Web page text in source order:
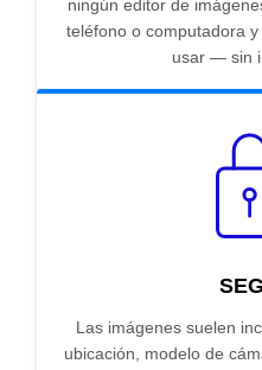
ningún editor de
teléfono o computadora
usar — sin
Las imágenes suelen
ubicación, modelo de